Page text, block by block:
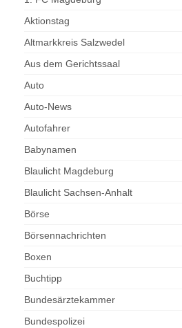
Aktionstag
Altmarkkreis Salzwedel
Aus dem Gerichtssaal
Auto
Auto-News
Autofahrer
Babynamen
Blaulicht Magdeburg
Blaulicht Sachsen-Anhalt
Börse
Börsennachrichten
Boxen
Buchtipp
Bundesärztekammer
Bundespolizei